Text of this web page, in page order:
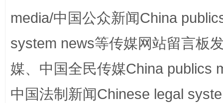
media/中国公众新闻China
system news等传媒网站留言板
媒、中国全民传媒China publics
中国法制新闻Chinese legal